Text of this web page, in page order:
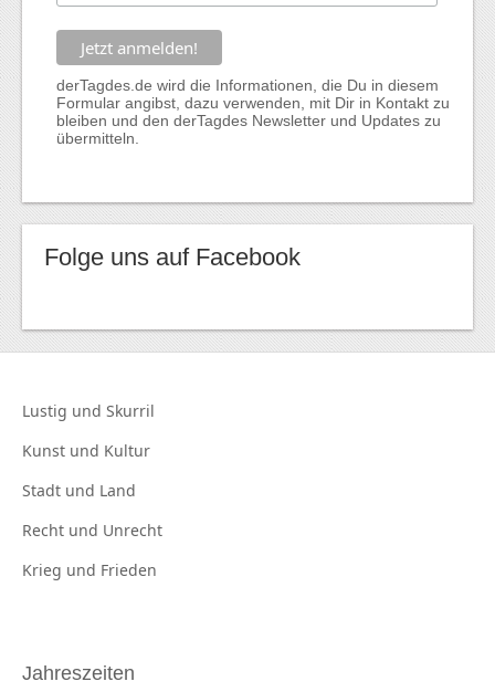
derTagdes.de wird die Informationen, die Du in diesem
Formular angibst, dazu verwenden, mit Dir in Kontakt zu
bleiben und den derTagdes Newsletter und Updates zu
übermitteln.
Folge uns auf Facebook
Lustig und Skurril
Kunst und Kultur
Stadt und Land
Recht und Unrecht
Krieg und Frieden
Jahreszeiten